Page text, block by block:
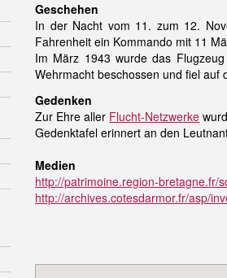
Geschehen
In der Nacht vom 11. zum 12.
Fahrenheit ein Kommando mit 11
Im März 1943 wurde das
Wehrmacht beschossen und fiel auf
Gedenken
Zur Ehre aller Flucht-Netzwerke
Gedenktafel erinnert an den
Medien
http://patrimoine.region-bretagne.fr/
http://archives.cotesdarmor.fr/asp/